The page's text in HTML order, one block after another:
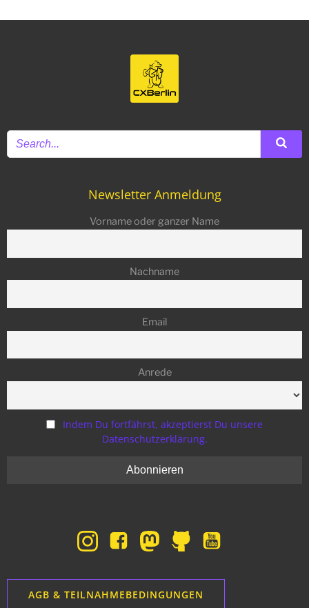
Newsletter Anmeldung
Vorname oder ganzer Name
Nachname
Email
Anrede
Indem Du fortfährst, akzeptierst Du unsere
Datenschutzerklärung.
AGB & TEILNAHMEBEDINGUNGEN